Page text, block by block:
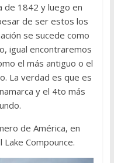
de 1842 y luego en
de ser estos los
se sucede como
igual encontraremos
el más antiguo o el
La verdad es que es
y el 4to más
de América, en
Compounce.